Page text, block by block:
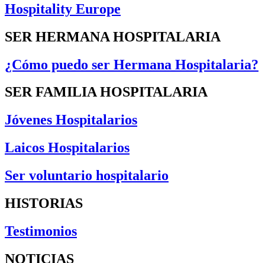
Hospitality Europe
SER HERMANA HOSPITALARIA
¿Cómo puedo ser Hermana Hospitalaria?
SER FAMILIA HOSPITALARIA
Jóvenes Hospitalarios
Laicos Hospitalarios
Ser voluntario hospitalario
HISTORIAS
Testimonios
NOTICIAS